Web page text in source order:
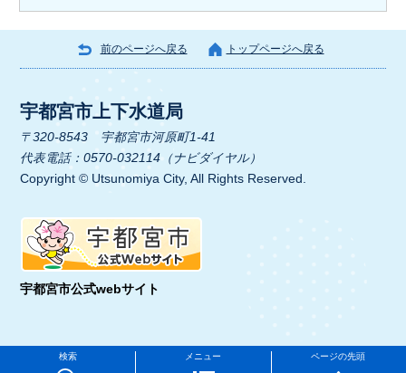
前のページへ戻る トップページへ戻る
検索 メニュー ページの先頭
宇都宮市上下水道局
〒320-8543 宇都宮市河原町1-41
代表電話：0570-032114（ナビダイヤル）
Copyright © Utsunomiya City, All Rights Reserved.
宇都宮市公式webサイト